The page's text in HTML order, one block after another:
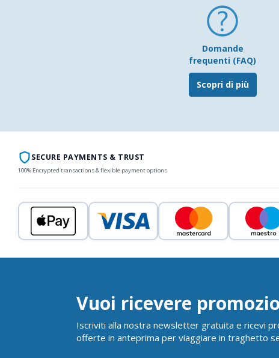
Domande
frequenti (FAQ)
Scopri di più
SECURE PAYMENTS & TRUST
100% Encrypted transactions & flexible payment options
Vuoi ricevere
Iscriviti alla nostra newsletter gratuita e ricevi
offerte in anteprima per viaggiare in traghetto